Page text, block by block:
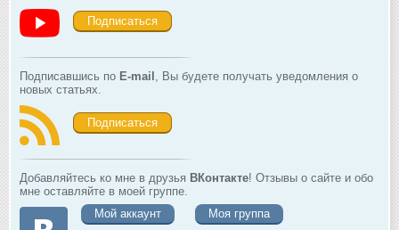
Подписаться
Подписавшись по E-mail , Вы будете получать уведомления о
новых статьях.
Подписаться
Добавляйтесь ко мне в друзья ВКонтакте! Отзывы о сайте и обо
мне оставляйте в моей группе.
Мой аккаунт
Моя группа